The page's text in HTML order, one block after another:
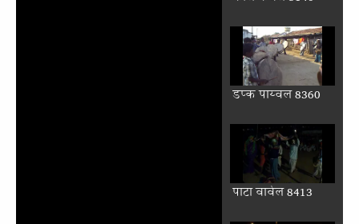
डप्क पाय्वल 8360
पाटा वार्वल 8413